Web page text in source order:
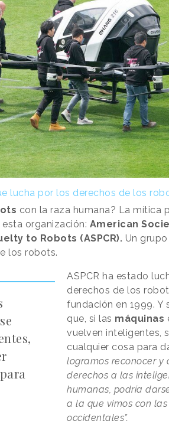
lucha por los derechos de los
con la raza humana? La mítica
organización: American
to Robots (ASPCR). Un
los robots.
ASPCR ha estado
derechos de los
fundación en 1999. Y
que, si las máquinas
vuelven inteligentes,
cualquier cosa para
logramos reconocer y
derechos a las
humanas, podría
a la que vimos con
occidentales”.